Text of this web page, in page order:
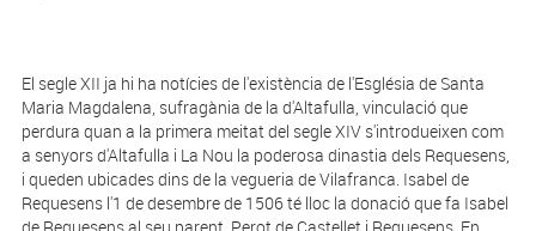
El segle XII ja hi ha notícies de l'existència de l'Església de Santa
Maria Magdalena, sufragània de la d'Altafulla, vinculació que
perdura quan a la primera meitat del segle XIV s'introdueixen com
a senyors d'Altafulla i La Nou la poderosa dinastia dels Requesens,
i queden ubicades dins de la vegueria de Vilafranca. Isabel de
Requesens l'1 de desembre de 1506 té lloc la donació que fa Isabel